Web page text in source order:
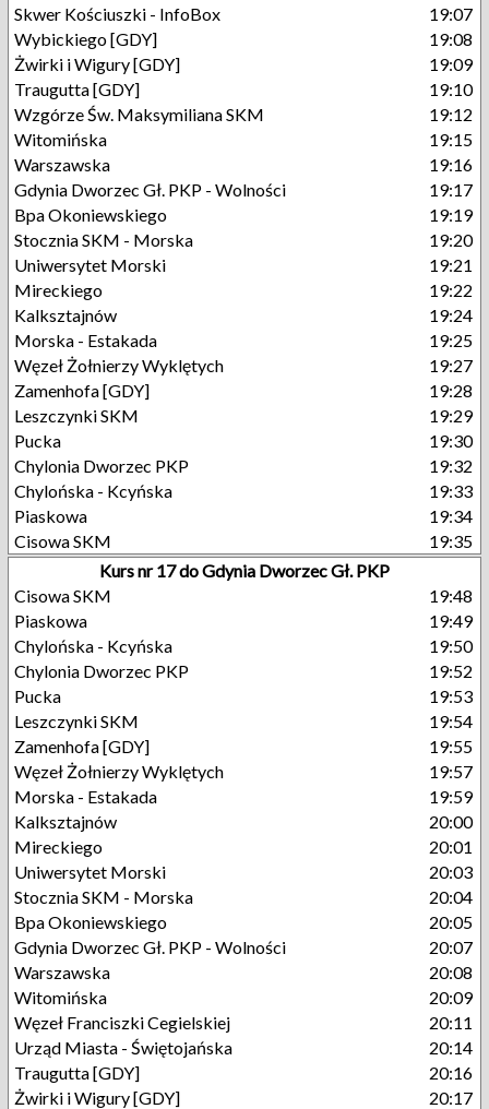
Skwer Kościuszki - InfoBox
19:07
Wybickiego [GDY]
19:08
Żwirki i Wigury [GDY]
19:09
Traugutta [GDY]
19:10
Wzgórze Św. Maksymiliana SKM
19:12
Witomińska
19:15
Warszawska
19:16
Gdynia Dworzec Gł. PKP - Wolności
19:17
Bpa Okoniewskiego
19:19
Stocznia SKM - Morska
19:20
Uniwersytet Morski
19:21
Mireckiego
19:22
Kalksztajnów
19:24
Morska - Estakada
19:25
Węzeł Żołnierzy Wyklętych
19:27
Zamenhofa [GDY]
19:28
Leszczynki SKM
19:29
Pucka
19:30
Chylonia Dworzec PKP
19:32
Chylońska - Kcyńska
19:33
Piaskowa
19:34
Cisowa SKM
19:35
Kurs nr 17 do Gdynia Dworzec Gł. PKP
Cisowa SKM
19:48
Piaskowa
19:49
Chylońska - Kcyńska
19:50
Chylonia Dworzec PKP
19:52
Pucka
19:53
Leszczynki SKM
19:54
Zamenhofa [GDY]
19:55
Węzeł Żołnierzy Wyklętych
19:57
Morska - Estakada
19:59
Kalksztajnów
20:00
Mireckiego
20:01
Uniwersytet Morski
20:03
Stocznia SKM - Morska
20:04
Bpa Okoniewskiego
20:05
Gdynia Dworzec Gł. PKP - Wolności
20:07
Warszawska
20:08
Witomińska
20:09
Węzeł Franciszki Cegielskiej
20:11
Urząd Miasta - Świętojańska
20:14
Traugutta [GDY]
20:16
Żwirki i Wigury [GDY]
20:17